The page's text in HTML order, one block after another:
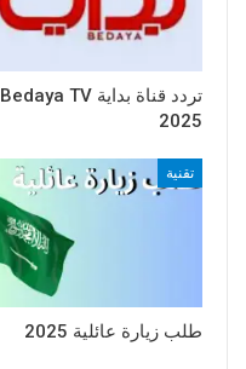
تردد قناة بداية Bedaya TV
2025
تقنية
طلب زيارة عائلية 2025